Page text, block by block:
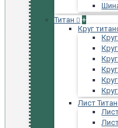
Титан
+
Круг
Лист